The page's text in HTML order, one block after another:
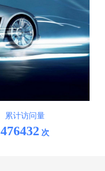
累计访问量
476432 次